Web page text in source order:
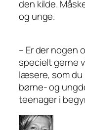
den kilde.
og unge.
– Er der nogen
specielt gerne
læsere, som du
børne- og
teenager i